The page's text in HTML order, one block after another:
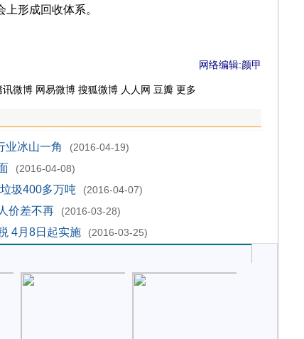
形成回收体系。
网络编辑:颜甲
讯微博 网易微博 搜狐微博 人人网 豆瓣 更多
业冰山一角 (2016-04-19)
(2016-04-08)
圾400多万吨 (2016-04-07)
价差不再 (2016-03-28)
4月8日起实施 (2016-03-25)